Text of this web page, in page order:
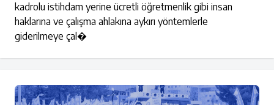
kadrolu istihdam yerine ücretli öğretmenlik gibi insan
haklarına ve çalışma ahlakına aykırı yöntemlerle
giderilmeye çal�